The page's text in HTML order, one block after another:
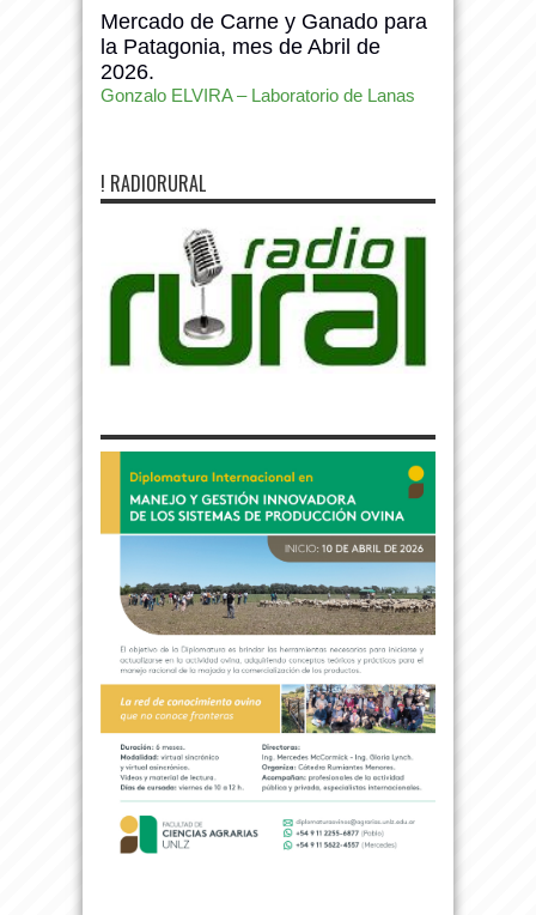
Mercado de Carne y Ganado para
la Patagonia, mes de Abril de
2026.
Gonzalo ELVIRA – Laboratorio de Lanas
! RADIORURAL